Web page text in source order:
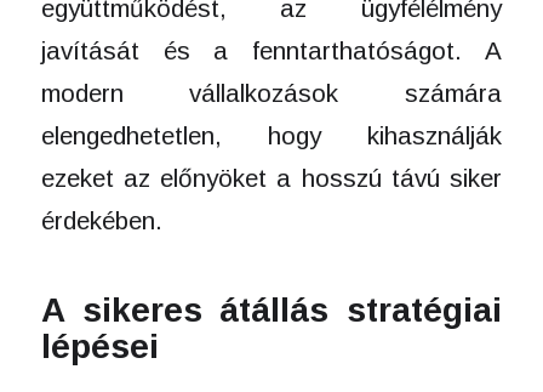
együttműködést, az ügyfélélmény
javítását és a fenntarthatóságot. A
modern vállalkozások számára
elengedhetetlen, hogy kihasználják
ezeket az előnyöket a hosszú távú siker
érdekében.
A sikeres átállás stratégiai
lépései